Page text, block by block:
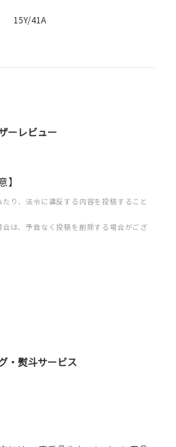
15Y/41A
ーレビュー
】
り、法令に違反する内容を投稿すること
は、予告なく投稿を削除する場合がござ
・熨斗サービス